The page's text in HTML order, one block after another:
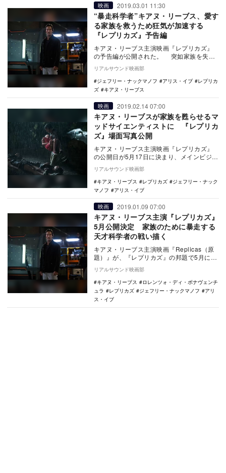
映画 2019.03.01 11:30
“暴走科学者”キアヌ・リーブス、愛す
る家族を救うため狂気が加速する
『レプリカズ』予告編
キアヌ・リーブス主演映画『レプリカズ』
の予告編が公開された。 突如家族を失う
絶望の中で、“甦らせる”という倫理的ジレン
マをテ…
リアルサウンド映画部
ジェフリー・ナックマノフ
アリス・イブ
レプリカ
ズ
キアヌ・リーブス
映画 2019.02.14 07:00
キアヌ・リーブスが家族を甦らせるマ
ッドサイエンティストに 『レプリカ
ズ』場面写真公開
キアヌ・リーブス主演映画『レプリカズ』
の公開日が5月17日に決まり、メインビジュ
アルと場面写真が公開された。 突如家族
を…
リアルサウンド映画部
キアヌ・リーブス
レプリカズ
ジェフリー・ナック
マノフ
アリス・イブ
映画 2019.01.09 07:00
キアヌ・リーブス主演『レプリカズ』
5月公開決定 家族のために暴走する
天才科学者の戦い描く
キアヌ・リーブス主演映画『Replicas（原
題）』が、『レプリカズ』の邦題で5月に公
開されることが決定。あわせて場面写真が
公開…
リアルサウンド映画部
キアヌ・リーブス
ロレンツォ・ディ・ボナヴェンチ
ュラ
レプリカズ ジェフリー・ナックマノフ
アリ
ス・イブ